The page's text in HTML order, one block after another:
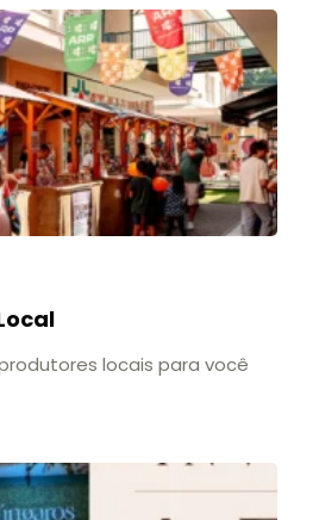
locais para você